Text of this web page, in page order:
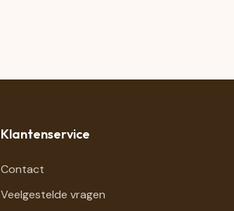
Klantenservice
Contact
Veelgestelde vragen